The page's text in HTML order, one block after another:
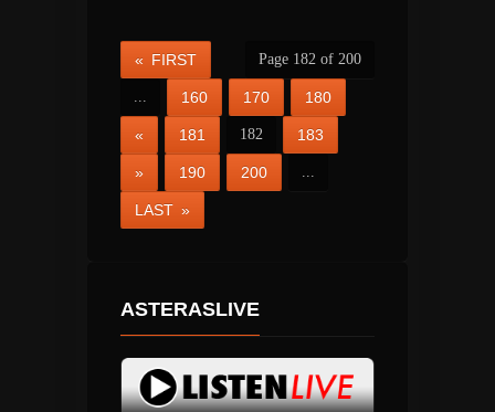
Page 182 of 200
« FIRST
... 160 170 180
« 181 182 183
» 190 200 ...
LAST »
ASTERASLIVE